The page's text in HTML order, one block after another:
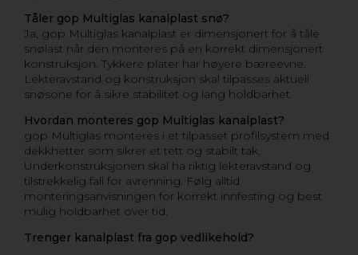
Tåler gop Multiglas kanalplast snø?
Ja, gop Multiglas kanalplast er dimensjonert for å tåle
snølast når den monteres på en korrekt dimensjonert
konstruksjon. Tykkere plater har høyere bæreevne.
Lekteravstand og konstruksjon skal tilpasses aktuell
snøsone for å sikre stabilitet og lang holdbarhet.
Hvordan monteres gop Multiglas kanalplast?
gop Multiglas monteres i et tilpasset profilsystem med
dekkhetter som sikrer et tett og stabilt tak.
Underkonstruksjonen skal ha riktig lekteravstand og
tilstrekkelig fall for avrenning. Følg alltid
monteringsanvisningen for korrekt innfesting og best
mulig holdbarhet over tid.
Trenger kanalplast fra gop vedlikehold?